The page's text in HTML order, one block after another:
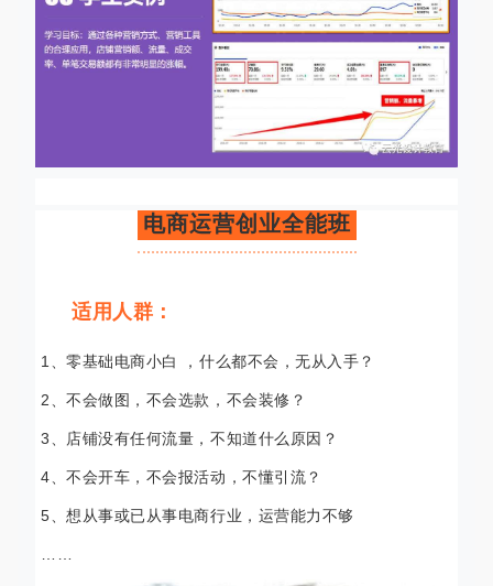
电商运营创业全能班
适用人群：
1、零基础电商小白 ，什么都不会，无从入手？
2、不会做图，不会选款，不会装修？
3、店铺没有任何流量，不知道什么原因？
4、不会开车，不会报活动，不懂引流？
5、想从事或已从事电商行业，运营能力不够
……